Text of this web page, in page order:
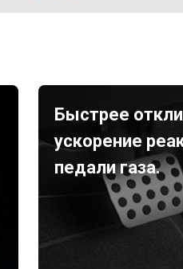
Быстрее
ускорение
педали газа.